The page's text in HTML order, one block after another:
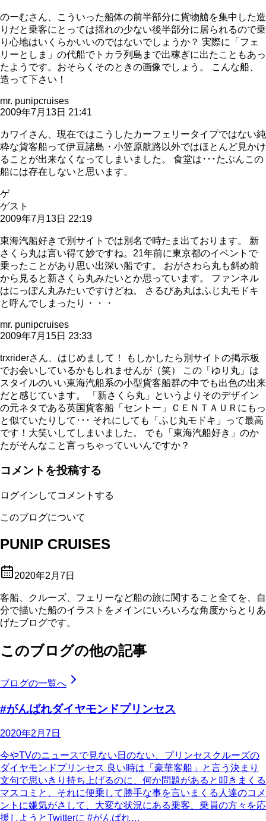
のーむさん、こういった船体の前半部分に貨物艙を集中した造
りだと乗客にとっては揺れの少ない後半部分に居られるので乗
り心地はいくらかいいのではないでしょうか？ 実際に「フェ
リーとしま」の代船でトカラ列島まで出稼ぎに出たこともあっ
たようです。おそらくそのときの画像でしょう。 こんな船、
造って下さい！
mr. punipcruises
2009年7月13日 21:41
カワイさん、現在ではこうしたカーフェリータイプではない純
粋な貨客船って伊豆諸島・小笠原航路以外ではほとんど見かけ
ることが出来なくなってしまいました。 食堂は･･･たぶんこの
船には存在しないと思います。
ゲ
ゲスト
2009年7月13日 22:19
東海汽船好きで別サイトでは別名で時たま出ております。 新
さくら丸は言い得て妙ですね。21年前に東京都のイベントで
乗ったことがあり思い出深い船です。 おがさわら丸も斜め前
から見ると新さくら丸みたいとか思っています。 ファンネル
はにっぽん丸みたいですけどね。 さるびあ丸はふじ丸モドキ
と呼んでしまったり・・・
mr. punipcruises
2009年7月15日 23:33
trxriderさん、はじめまして！ もしかしたら別サイトの掲示板
でお会いしているかもしれませんが（笑） この「ゆり丸」は
スタイルのいい東海汽船系の小型貨客船群の中でも出色の出来
だと感じています。 「新さくら丸」というよりそのデザイン
の元ネタである英国貨客船「セントー」ＣＥＮＴＡＵＲにもっ
と似ていたりして･･･ それにしても「ふじ丸モドキ」って最高
です！大笑いしてしまいました。 でも「東海汽船好き」のか
たがそんなこと言っちゃっていいんですか？
コメントを投稿する
ログインしてコメントする
このブログについて
PUNIP CRUISES
2020年2月7日
客船、クルーズ、フェリーなど船の旅に関すること全てを、自
分で描いた船のイラストをメインにいろいろな角度からとりあ
げたブログです。
このブログの他の記事
ブログの一覧へ
#がんばれダイヤモンドプリンセス
2020年2月7日
今やTVのニュースで見ない日のない、プリンセスクルーズの
ダイヤモンドプリンセス 良い時は「豪華客船」と言う決まり
文句で思いきり持ち上げるのに、何か問題があると叩きまくる
マスコミと、それに便乗して勝手な事を言いまくる人達のコメ
ントに嫌気がさして、大変な状況にある乗客、乗員の方々を応
援しようとTwitterに #がんばれ…